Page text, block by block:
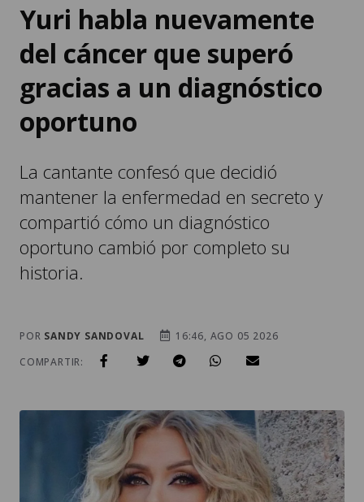
Yuri habla nuevamente
del cáncer que superó
gracias a un diagnóstico
oportuno
La cantante confesó que decidió
mantener la enfermedad en secreto y
compartió cómo un diagnóstico
oportuno cambió por completo su
historia.
POR SANDY SANDOVAL
16:46, AGO 05 2026
COMPARTIR: